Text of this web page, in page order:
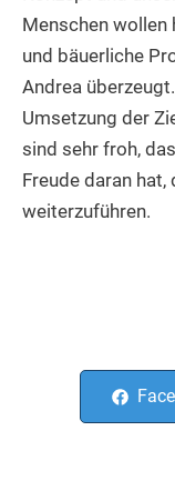
Menschen wollen
und bäuerliche
Andrea
Umsetzung der
sind sehr froh,
Freude daran
weiterzuführen.